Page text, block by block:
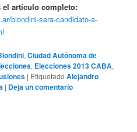
artículo completo:
biondini-sera-candidato-a-
,Ciudad Autónoma de
, Elecciones 2013 CABA,
| Etiquetado Alejandro
| Deja un comentario